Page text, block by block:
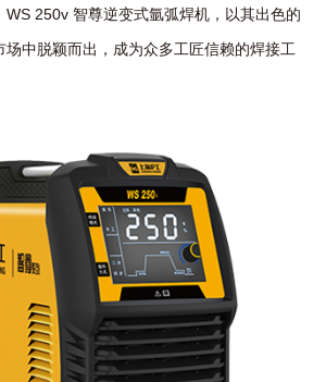
WS 250v 智尊逆变式氩弧焊机，以其出色的
中脱颖而出，成为众多工匠信赖的焊接工